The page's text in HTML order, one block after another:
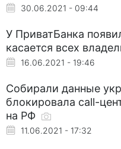
30.06.2021 - 09:44
У ПриватБанка
касается всех
16.06.2021 - 19:46
Собирали данные
блокировала call-
на РФ
11.06.2021 - 17:32